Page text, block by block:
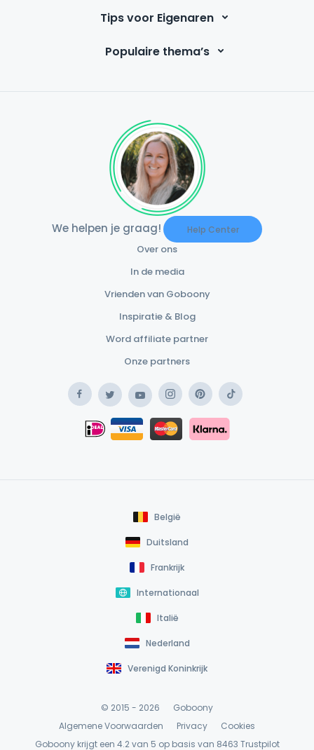
Tips voor Eigenaren
Populaire thema’s
We helpen je graag! Help Center
Over ons
In de media
Vrienden van Goboony
Inspiratie & Blog
Word affiliate partner
Onze partners
FacebookTwitterYouTubeInstagramPinterestTikTok
iDEAL
Safe Payment Card
Safe Payment Klarna
België
Duitsland
Frankrijk
Internationaal
Italië
Nederland
Verenigd Koninkrijk
© 2015 - 2026
Goboony
Algemene Voorwaarden
Privacy
Cookies
Goboony krijgt een 4.2 van 5 op basis van 8463 Trustpilot